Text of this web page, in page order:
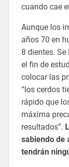
cuando cae
Aunque los
años 70 en
8 dientes.
el fin de
colocar las
“los cerdos
rápido que
máxima
resultados”.
sabiendo de
tendrán